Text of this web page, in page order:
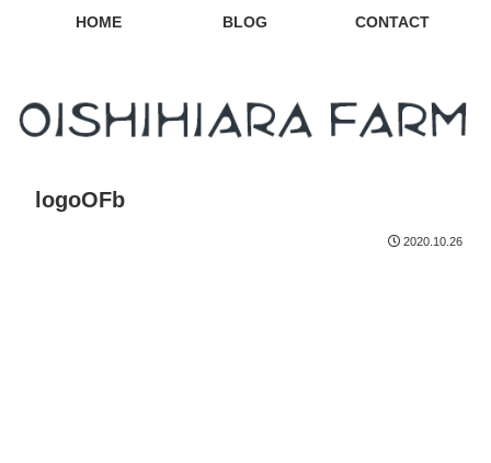
HOME BLOG CONTACT
logoOFb
2020.10.26